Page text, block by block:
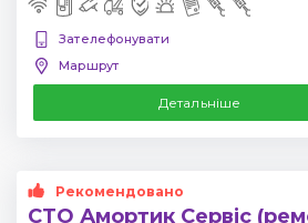
Зателефонувати
Маршрут
Детальніше
Рекомендовано
СТО Амортик Сервіс